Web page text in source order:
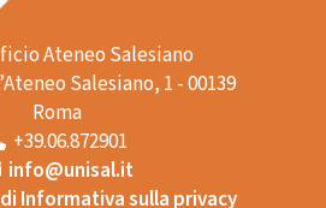
Ateneo Salesiano
Salesiano, 1 - 00139
Roma
+39.06.872901
info@unisal.it
Informativa sulla privacy